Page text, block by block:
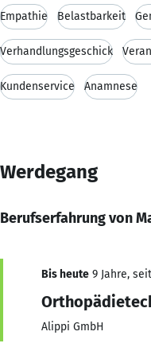
Empathie Belastbarkeit
Verhandlungsgeschick
Kundenservice Anamnese
Werdegang
Berufserfahrung von
Bis heute 9 Jahre,
Alippi GmbH